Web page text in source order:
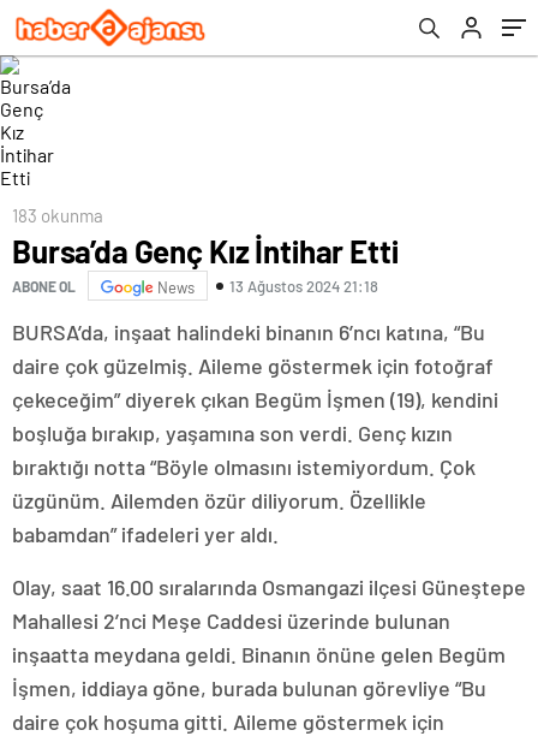
183 okunma
Bursa’da Genç Kız İntihar Etti
ABONE OL News 13 Ağustos 2024 21:18
BURSA’da, inşaat halindeki binanın 6’ncı katına, “Bu
daire çok güzelmiş. Aileme göstermek için fotoğraf
çekeceğim” diyerek çıkan Begüm İşmen (19), kendini
boşluğa bırakıp, yaşamına son verdi. Genç kızın
bıraktığı notta “Böyle olmasını istemiyordum. Çok
üzgünüm. Ailemden özür diliyorum. Özellikle
babamdan” ifadeleri yer aldı.
Olay, saat 16.00 sıralarında Osmangazi ilçesi Güneştepe
Mahallesi 2’nci Meşe Caddesi üzerinde bulunan
inşaatta meydana geldi. Binanın önüne gelen Begüm
İşmen, iddiaya göne, burada bulunan görevliye “Bu
daire çok hoşuma gitti. Aileme göstermek için